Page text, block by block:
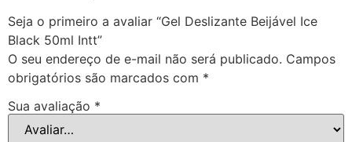
Seja o primeiro a avaliar “Gel Deslizante Beijável Ice
Black 50ml Intt”
O seu endereço de e-mail não será publicado. Campos
obrigatórios são marcados com *
Sua avaliação *